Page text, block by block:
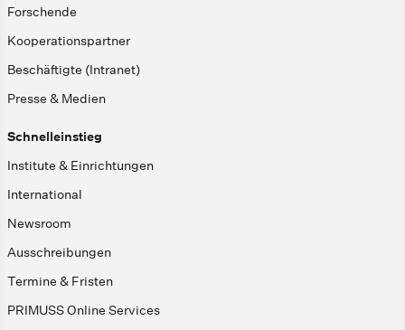
Forschende
Kooperationspartner
Beschäftigte (Intranet)
Presse & Medien
Schnelleinstieg
Institute & Einrichtungen
International
Newsroom
Ausschreibungen
Termine & Fristen
PRIMUSS Online Services